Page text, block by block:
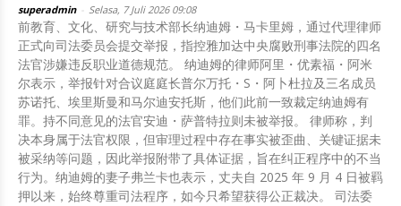
superadmin Selasa, 7 Juli 2026 09:08
前教育、文化、研究与技术部长纳迪姆・马卡里姆，通过代理律师
正式向司法委员会提交举报，指控雅加达中央腐败刑事法院的四名
法官涉嫌违反职业道德规范。 纳迪姆的律师阿里・优素福・阿米
尔表示，举报针对合议庭庭长普尔万托・S・阿卜杜拉及三名成员
苏诺托、埃里斯曼和马尔迪安托斯，他们此前一致裁定纳迪姆有
罪。持不同意见的法官安迪・萨普特拉则未被举报。 律师称，判
决本身属于法官权限，但审理过程中存在事实被歪曲、关键证据未
被采纳等问题，因此举报附带了具体证据，旨在纠正程序中的不当
行为。纳迪姆的妻子弗兰卡也表示，丈夫自 2025 年 9 月 4 日被羁
押以来，始终尊重司法程序，如今只希望获得公正裁决。 司法委